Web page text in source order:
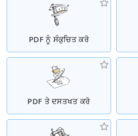
PDF ਨੂੰ ਸੰਕੁਚਿਤ ਕਰੋ
PDF ਤੇ ਦਸਤਖਤ ਕਰੋ